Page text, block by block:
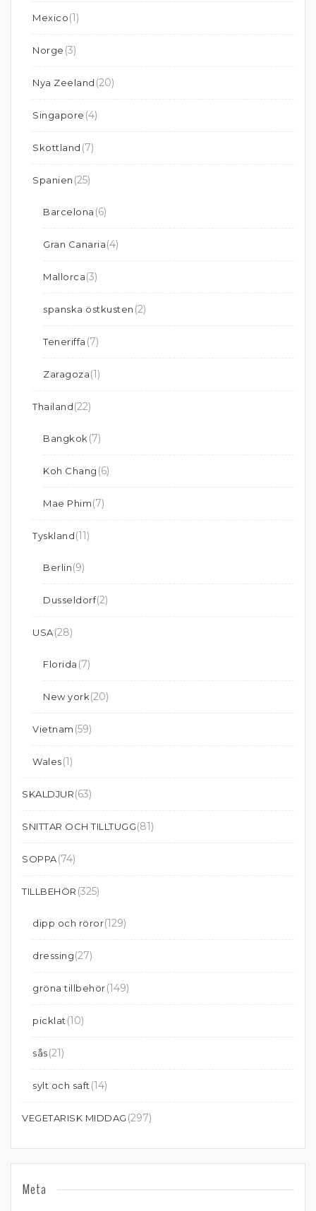
Mexico(1)
Norge (3)
Nya Zeeland (20)
Singapore (4)
Skottland (7)
Spanien (25)
Barcelona (6)
Gran Canaria(4)
Mallorca(3)
spanska östkusten (2)
Teneriffa (7)
Zaragoza(1)
Thailand(22)
Bangkok (7)
Koh Chang (6)
Mae Phim(7)
Tyskland(11)
Berlin(9)
Dusseldorf(2)
USA(28)
Florida (7)
New york(20)
Vietnam (59)
Wales(1)
SKALDJUR(63)
SNITTAR OCH TILLTUGG(81)
SOPPA(74)
TILLBEHÖR (325)
dipp och röror(129)
dressing(27)
gröna tillbehör(149)
picklat (10)
sås(21)
sylt och saft (14)
VEGETARISK MIDDAG (297)
Meta